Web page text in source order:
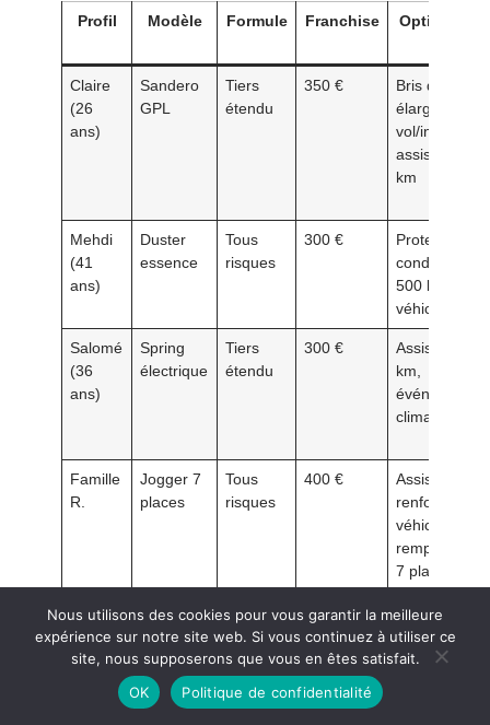
Profil Modèle Formule Franchise Options
Claire
(26
ans)
Sandero
GPL
Tiers
étendu
350 €
Bris de glace
élargi,
vol/incendie,
assistance 0
km
Mehdi
(41
ans)
Duster
essence
Tous
risques
300 €
Protection
conducteur
500 k€,
véhicule
Salomé
(36
ans)
Spring
électrique
Tiers
étendu
300 €
Assistance 0
km,
événements
climatiques
Famille
R.
Jogger 7
places
Tous
risques
400 €
Assistance
renforcée,
véhicule de
7 places
Jeune conducteur : accepter une franchise un peu
plus haute pour gagner 8–12 % de prime.
: ne pas rogner sur la protection du
Nous utilisons des cookies pour vous garantir la meilleure
expérience sur notre site web. Si vous continuez à utiliser ce
site, nous supposerons que vous en êtes satisfait.
OK
Politique de confidentialité